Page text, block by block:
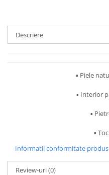
Descriere
▪︎ Piele
▪︎ Interior
▪︎
▪︎
Informatii conformitate produs
Review-uri(0)